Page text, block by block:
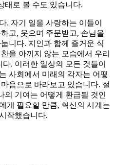
태로 볼 수도 있습니다.
. 자기 일을 사랑하는 이들이
고, 웃으며 주문받고, 손님을
니다. 지인과 함께 즐거운 식
을 아끼지 않는 모습에서 우리
. 이러한 일상의 모든 것들이
사회에서 미래의 각자는 어떻
음으로 바라보고 있습니다. 절
의 기여는 어떻게 환급될 것인
게 필요할 만큼, 혁신의 시계는
작했습니다.